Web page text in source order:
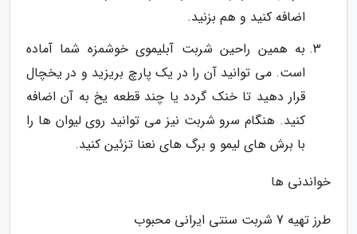
اضافه کنید و هم بزنید.
به همین راحین شربت آبلیموی خوشمزه شما آماده
است. می توانید آن را در یک پارچ بریزید و در یخچال
قرار دهید تا خنک گردد یا چند قطعه یخ به آن اضافه
کنید. هنگام سرو شربت نیز می توانید روی لیوان ها را
با برش های لیمو و برگ های نعنا تزئین کنید.
خواندنی ها
طرز تهیه 7 شربت سنتی ایرانی محبوب